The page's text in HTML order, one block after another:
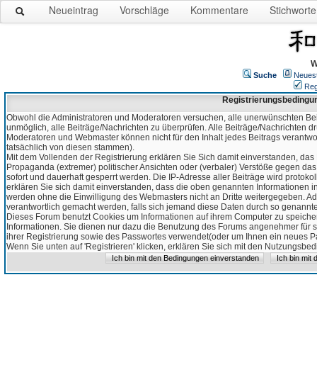
Neueintrag Vorschläge Kommentare Stichworte
Suche
Obwohl die Administratoren und Moderatoren versuchen, alle unerwünschten
unmöglich, alle Beiträge/Nachrichten zu überprüfen. Alle Beiträge/Nachrichten
Moderatoren und Webmaster können nicht für den Inhalt jedes Beitrags
tatsächlich von diesen stammen).
Mit dem Vollenden der Registrierung erklären Sie Sich damit einverstanden,
Propaganda (extremer) politischer Ansichten oder (verbaler) Verstöße gegen
sofort und dauerhaft gesperrt werden. Die IP-Adresse aller Beiträge wird
erklären Sie sich damit einverstanden, dass die oben genannten Informationen
werden ohne die Einwilligung des Webmasters nicht an Dritte weitergegeben.
verantwortlich gemacht werden, falls sich jemand diese Daten durch so
Dieses Forum benutzt Cookies um Informationen auf ihrem Computer zu
Informationen. Sie dienen nur dazu die Benutzung des Forums angenehmer
ihrer Registrierung sowie des Passwortes verwendet(oder um Ihnen ein neues
Wenn Sie unten auf 'Registrieren' klicken, erklären Sie sich mit den